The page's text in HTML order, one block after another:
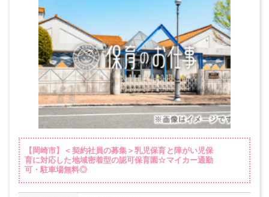
【岡崎市】＜契約社員の募集＞乳児保育と障がい児保
育に対応した地域密着型の認可保育園☆マイカー通勤
可・駐車場無料◎